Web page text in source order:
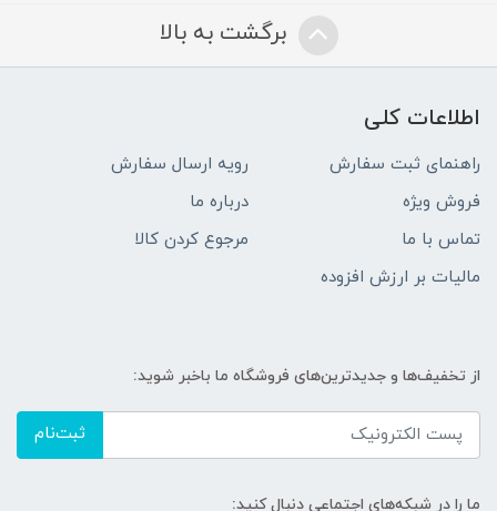
برگشت به بالا
اطلاعات کلی
راهنمای ثبت سفارش
رویه ارسال سفارش
فروش ویژه
درباره ما
تماس با ما
مرجوع کردن کالا
مالیات بر ارزش افزوده
از تخفیف‌ها و جدیدترین‌های فروشگاه ما باخبر شوید:
ثبت‌نام
ما را در شبکه‌های اجتماعی دنبال کنید: